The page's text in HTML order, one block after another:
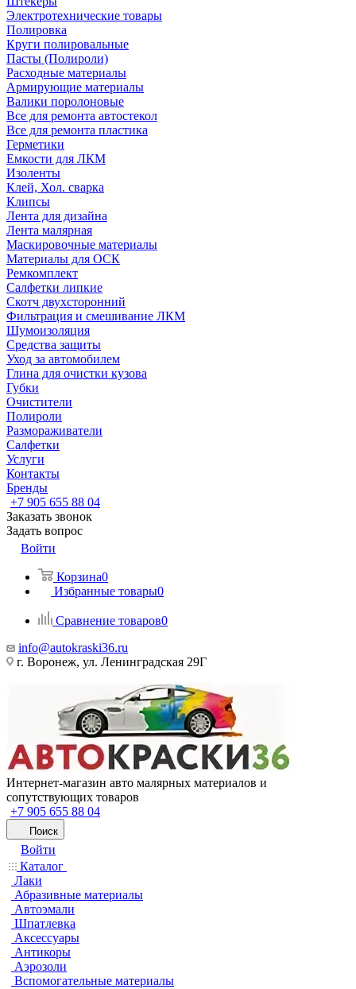
Электротехнические товары
Полировка
Круги полировальные
Пасты (Полироли)
Расходные материалы
Армирующие материалы
Валики поролоновые
Все для ремонта автостекол
Все для ремонта пластика
Герметики
Емкости для ЛКМ
Изоленты
Клей, Хол. сварка
Клипсы
Лента для дизайна
Лента малярная
Маскировочные материалы
Материалы для ОСК
Ремкомплект
Салфетки липкие
Скотч двухсторонний
Фильтрация и смешивание ЛКМ
Шумоизоляция
Средства защиты
Уход за автомобилем
Глина для очистки кузова
Губки
Очистители
Полироли
Размораживатели
Салфетки
Услуги
Контакты
Бренды
+7 905 655 88 04
Заказать звонок
Задать вопрос
Войти
Корзина0
Избранные товары0
Сравнение товаров0
info@autokraski36.ru
г. Воронеж, ул. Ленинградская 29Г
Интернет-магазин авто малярных материалов и
сопутствующих товаров
+7 905 655 88 04
Поиск
Войти
Каталог
Лаки
Абразивные материалы
Автоэмали
Шпатлевка
Аксессуары
Антикоры
Аэрозоли
Вспомогательные материалы